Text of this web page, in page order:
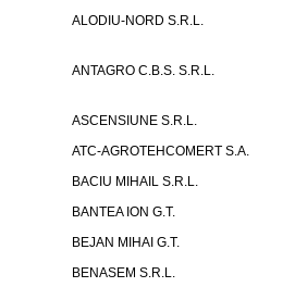
ALODIU-NORD S.R.L.
ANTAGRO C.B.S. S.R.L.
ASCENSIUNE S.R.L.
ATC-AGROTEHCOMERT S.A.
BACIU MIHAIL S.R.L.
BANTEA ION G.T.
BEJAN MIHAI G.T.
BENASEM S.R.L.